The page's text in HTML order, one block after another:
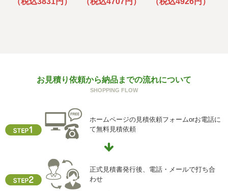
その場合には、当社において最善の考慮を行います。
g) 保有個人データの開示等および問い合わせ窓口について
ご本人からの求めにより、当社が保有する保有個人データ
削除、利用停止、消去、第三者提供の停止および第三者提
供記録の開示(以下、開示等という)に応じます。
開示等に応ずる窓口は、下記「当社の個人情報の取扱いに
関する苦情、相談等の問合せ先」を参照してください。
h) 本人が容易に認識できない方法による個人情報の取得
クッキーやウェブビーコン等を用いるなどして、本人が容
易に認識できない方法による個人情報の取得を行っており
お見積り依頼から納品までの流れについて
SHOPPING FLOW
ホームページの見積依頼フォームorお電話に
て無料見積依頼
正式見積書発行後、電話・メールで打ち合
わせ